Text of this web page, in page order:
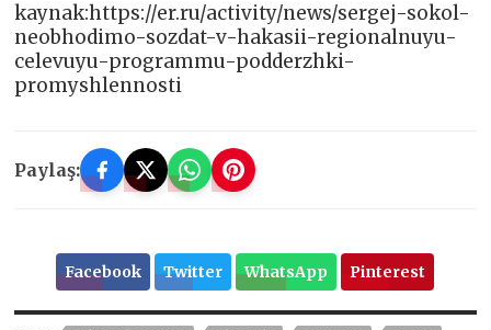
kaynak:https://er.ru/activity/news/sergej-sokol-
neobhodimo-sozdat-v-hakasii-regionalnuyu-
celevuyu-programmu-podderzhki-
promyshlennosti
Paylaş:
Facebook Twitter WhatsApp Pinterest